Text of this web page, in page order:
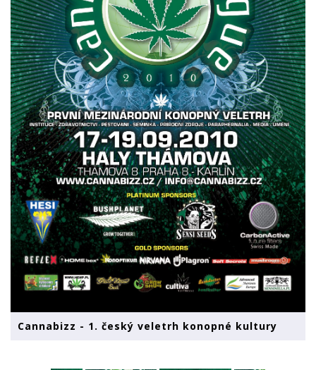
Cannabizz - 1. český veletrh konopné kultury